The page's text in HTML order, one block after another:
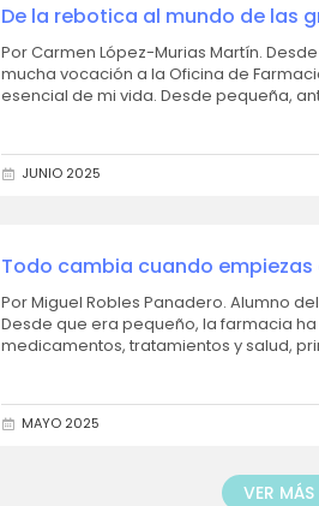
De la rebotica al mundo de las
Industria con Talento-EPHOS
Por Carmen López-Murias Martín. Desde siempre, tras una larga trayectoria familiar dedicada con
mucha vocación a la Oficina de
esencial de mi vida. Desde pequeña,
JUNIO 2025
Todo cambia cuando empiezas
Por Miguel Robles Panadero. Alumno
Desde que era pequeño, la farmacia
medicamentos, tratamientos y salud,
MAYO 2025
VER MÁS